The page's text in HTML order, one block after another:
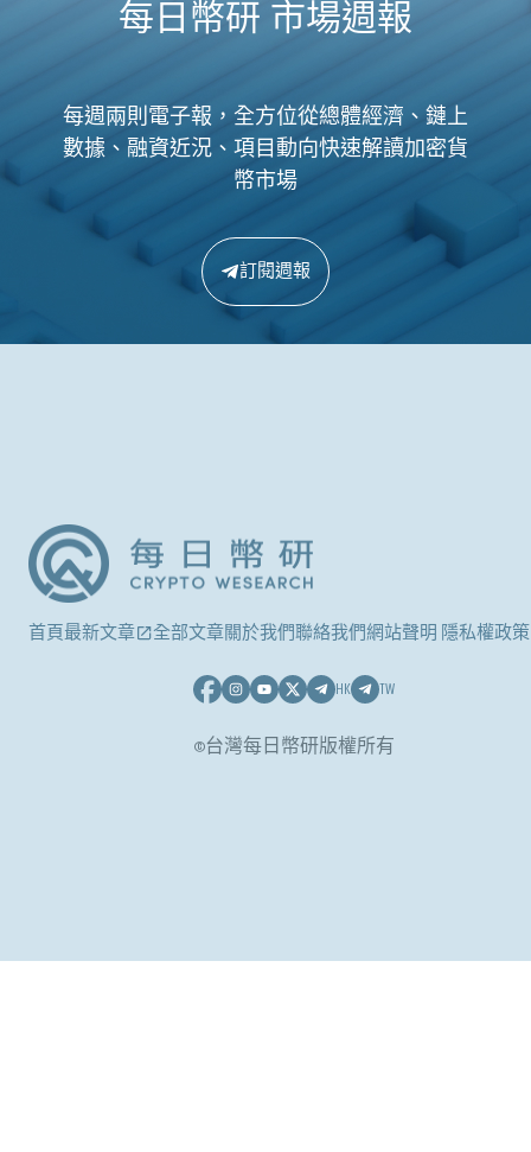
每日幣研 市場週報
每週兩則電子報，全方位從總體經濟、鏈上
數據、融資近況、項目動向快速解讀加密貨
幣市場
訂閱週報
首頁最新文章 全部文章關於我們聯絡我們網站聲明 隱私權政策
HK TW
©台灣每日幣研版權所有